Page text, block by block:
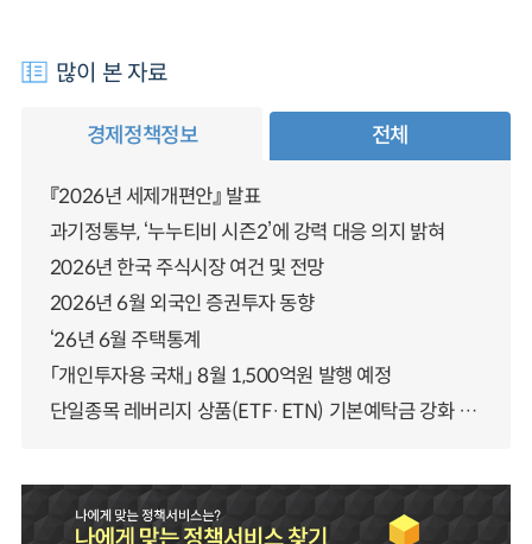
많이 본 자료
경제정책정보 전체
『2026년 세제개편안』 발표
과기정통부, ‘누누티비 시즌2’에 강력 대응 의지 밝혀
2026년 한국 주식시장 여건 및 전망
2026년 6월 외국인 증권투자 동향
‘26년 6월 주택통계
「개인투자용 국채」 8월 1,500억원 발행 예정
단일종목 레버리지 상품(ETF·ETN) 기본예탁금 강화 조기시행 방안 안내